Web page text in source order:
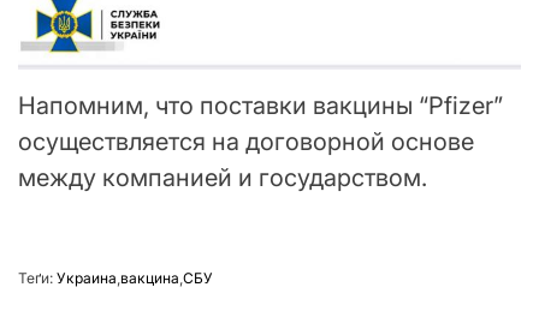
Напомним, что поставки вакцины “Pfizer”
осуществляется на договорной основе
между компанией и государством.
Теґи: Украина,вакцина,СБУ